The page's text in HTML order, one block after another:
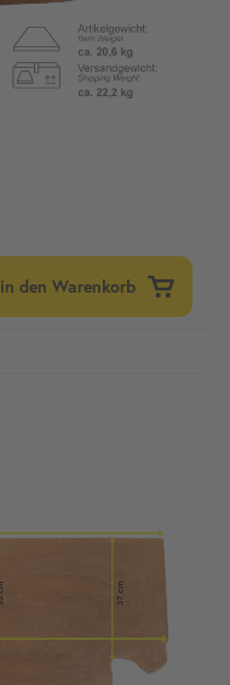
in den Warenkorb